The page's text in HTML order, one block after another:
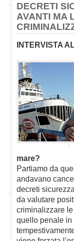
DECRETI
AVANTI MA
INTERVISTA
mare?
Partiamo da
andavano
decreti
da valutare
criminalizzare
quello penale in